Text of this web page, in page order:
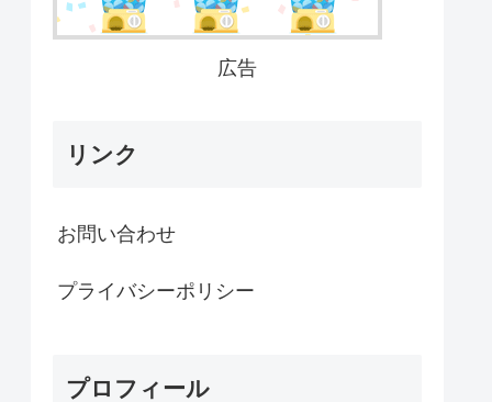
広告
リンク
お問い合わせ
プライバシーポリシー
プロフィール